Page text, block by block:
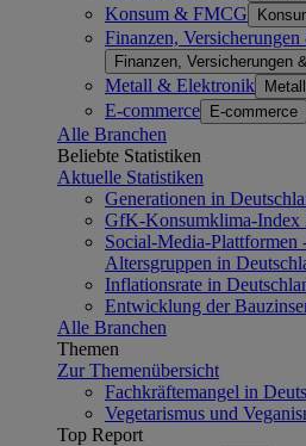
Konsum & FMCG
Finanzen,
Finanzen, Versicherungen
Metall & Elektronik
E-commerce E-commerce
Alle Branchen
Beliebte Statistiken
Aktuelle Statistiken
Generationen in
GfK-Konsumklima-Index
Social-Media-Plattformen
Altersgruppen in
Inflationsrate in
Entwicklung der
Alle Branchen
Themen
Zur Themenübersicht
Fachkräftemangel in
Vegetarismus und
Top Report